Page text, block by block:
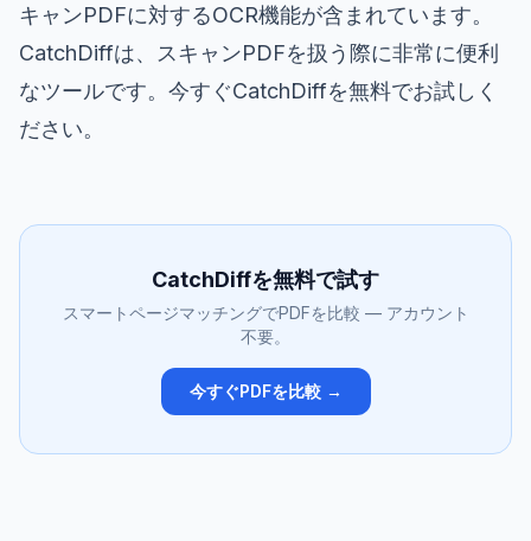
キャンPDFに対するOCR機能が含まれています。
CatchDiffは、スキャンPDFを扱う際に非常に便利
なツールです。今すぐCatchDiffを無料でお試しく
ださい。
CatchDiffを無料で試す
スマートページマッチングでPDFを比較 — アカウント
不要。
今すぐPDFを比較 →